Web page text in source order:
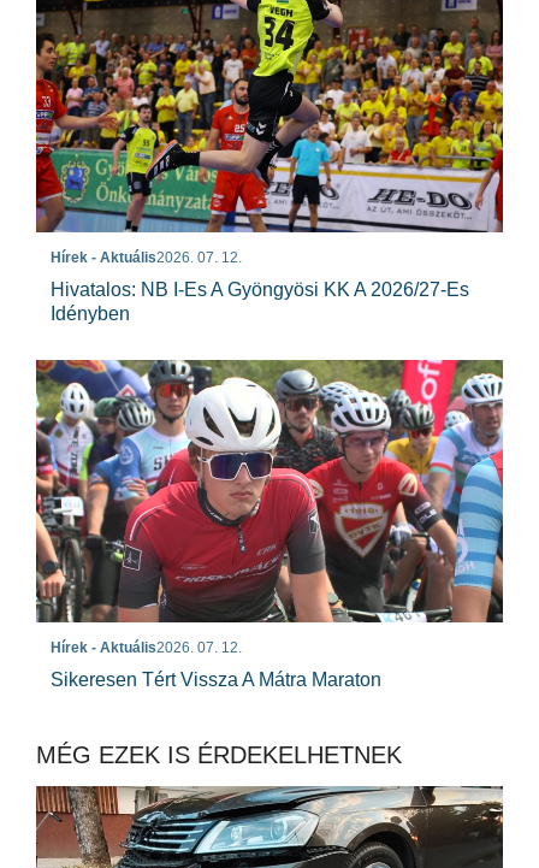
Hírek - Aktuális2026. 07. 12.
Hivatalos: NB I-Es A Gyöngyösi KK A 2026/27-Es
Idényben
Hírek - Aktuális2026. 07. 12.
Sikeresen Tért Vissza A Mátra Maraton
MÉG EZEK IS ÉRDEKELHETNEK